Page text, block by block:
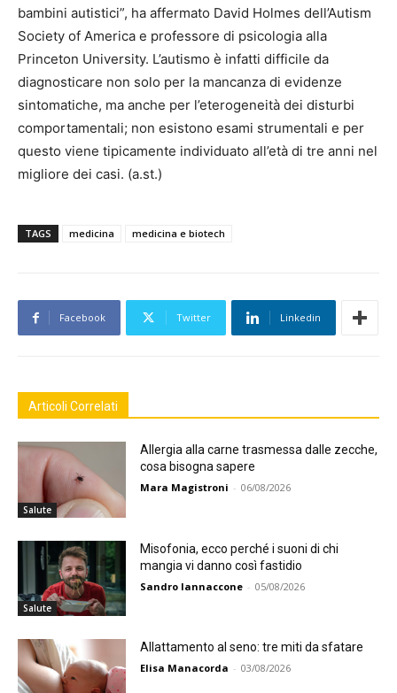
bambini autistici”, ha affermato David Holmes dell’Autism
Society of America e professore di psicologia alla
Princeton University. L’autismo è infatti difficile da
diagnosticare non solo per la mancanza di evidenze
sintomatiche, ma anche per l’eterogeneità dei disturbi
comportamentali; non esistono esami strumentali e per
questo viene tipicamente individuato all’età di tre anni nel
migliore dei casi. (a.st.)
TAGS medicina medicina e biotech
Facebook Twitter Linkedin
Articoli Correlati
Salute
Allergia alla carne trasmessa dalle zecche,
cosa bisogna sapere
Mara Magistroni - 06/08/2026
Salute
Misofonia, ecco perché i suoni di chi
mangia vi danno così fastidio
Sandro Iannaccone - 05/08/2026
Allattamento al seno: tre miti da sfatare
Elisa Manacorda - 03/08/2026